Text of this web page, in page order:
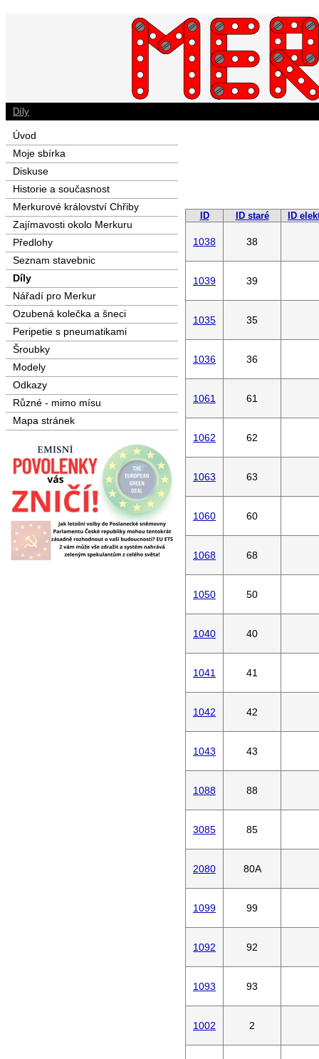
Díly
Úvod
Moje sbírka
Diskuse
Historie a současnost
Merkurové království Chřiby
Zajímavosti okolo Merkuru
Předlohy
Seznam stavebnic
Díly
Nářadí pro Merkur
Ozubená kolečka a šneci
Peripetie s pneumatikami
Šroubky
Modely
Odkazy
Různé - mimo mísu
Mapa stránek
ID ID staré ID
1038 38
1039 39
1035 35
1036 36
1061 61
1062 62
1063 63
1060 60
1068 68
1050 50
1040 40
1041 41
1042 42
1043 43
1088 88
3085 85
2080 80A
1099 99
1092 92
1093 93
1002 2